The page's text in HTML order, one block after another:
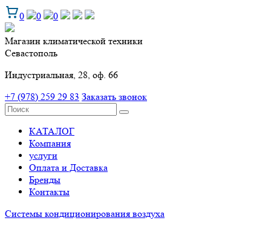
0 0 0
Магазин климатической техники
Севастополь
Индустриальная, 28, оф. 66
+7 (978) 259 29 83 Заказать звонок
КАТАЛОГ
Компания
услуги
Оплата и Доставка
Бренды
Контакты
Системы кондиционирования воздуха